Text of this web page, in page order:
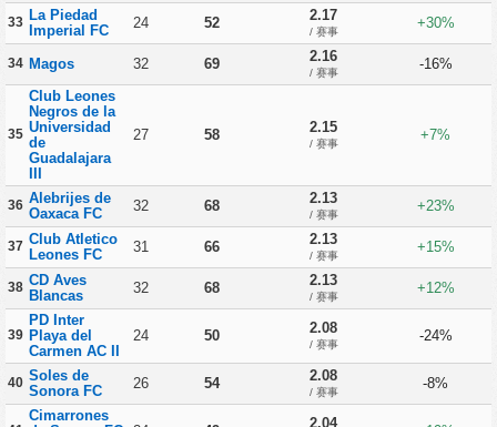
33 La Piedad
Imperial FC
24 52 2.17
/ 赛事
+30%
34 Magos 32 69 2.16
/ 赛事
-16%
35
Club Leones
Negros de la
Universidad
de
Guadalajara
27 58 2.15
/ 赛事
+7%
36 Alebrijes de
Oaxaca FC
32 68 2.13
/ 赛事
+23%
37 Club Atletico
Leones FC
31 66 2.13
/ 赛事
+15%
38 CD Aves
Blancas
32 68 2.13
/ 赛事
+12%
39
PD Inter
Playa del
Carmen AC II
24 50 2.08
/ 赛事
-24%
40 Soles de
Sonora FC
26 54 2.08
/ 赛事
-8%
Cimarrones
2.04